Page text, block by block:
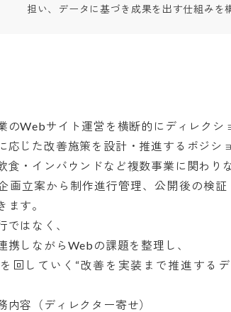
担い、データに基づき成果を出す仕組みを
のWebサイト運営を横断的にディレクシ
応じた改善施策を設計・推進するポジシ
食・インバウンドなど複数事業に関わり
画立案から制作進行管理、公開後の検
ます。
ではなく、
携しながらWebの課題を整理し、
回していく“改善を実装まで推進する
容（ディレクター寄せ）